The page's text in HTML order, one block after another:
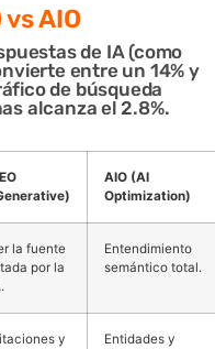
vs AIO
de IA (como
entre un 14% y
de búsqueda
alcanza el 2.8%.
AIO (AI
Optimization)
la fuente
por la
Entendimiento
semántico total.
y
Entidades y